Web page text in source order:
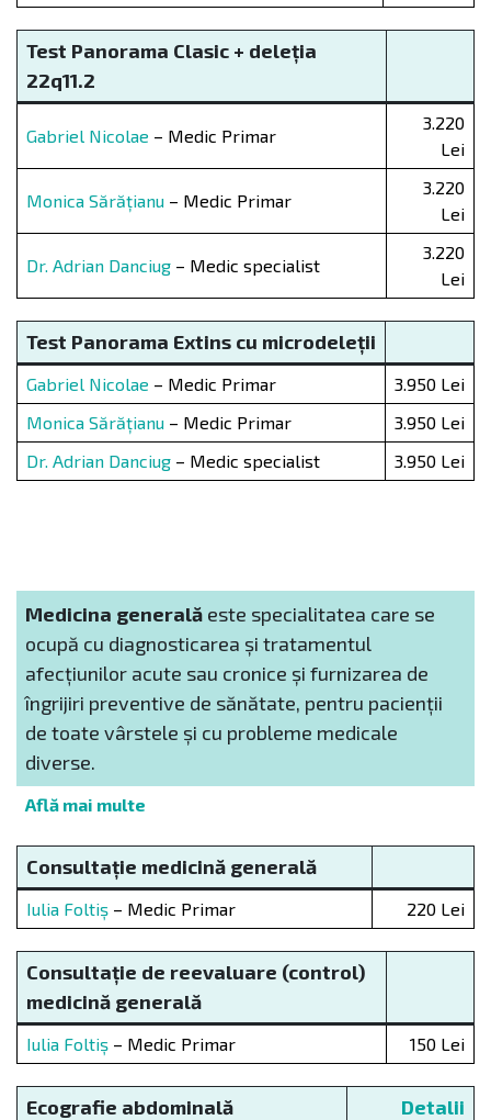
Test Panorama Clasic + deleția
22q11.2
Gabriel Nicolae – Medic Primar
3.220
Lei
Monica Sărățianu – Medic Primar
3.220
Lei
Dr. Adrian Danciug – Medic specialist
3.220
Lei
Test Panorama Extins cu microdeleții
Gabriel Nicolae – Medic Primar
3.950 Lei
Monica Sărățianu – Medic Primar
3.950 Lei
Dr. Adrian Danciug – Medic specialist 3.950 Lei
Medicina generală este specialitatea care se
ocupă cu diagnosticarea și tratamentul
afecțiunilor acute sau cronice și furnizarea de
îngrijiri preventive de sănătate, pentru pacienții
de toate vârstele și cu probleme medicale
diverse.
Află mai multe
Consultație medicină generală
Iulia Foltiș – Medic Primar 220 Lei
Consultație de reevaluare (control)
medicină generală
Iulia Foltiș – Medic Primar 150 Lei
Ecografie abdominală Detalii